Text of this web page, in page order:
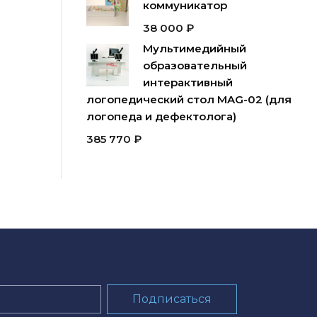
коммуникатор
38 000 ₽
Мультимедийный
образовательный
интерактивный
логопедический стол MAG-02 (для
логопеда и дефектолога)
385 770 ₽